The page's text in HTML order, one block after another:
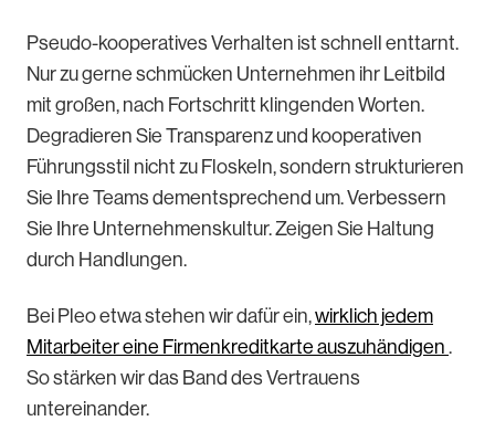
Pseudo-kooperatives Verhalten ist schnell enttarnt.
Nur zu gerne schmücken Unternehmen ihr Leitbild
mit großen, nach Fortschritt klingenden Worten.
Degradieren Sie Transparenz und kooperativen
Führungsstil nicht zu Floskeln, sondern strukturieren
Sie Ihre Teams dementsprechend um. Verbessern
Sie Ihre Unternehmenskultur. Zeigen Sie Haltung
durch Handlungen.
Bei Pleo etwa stehen wir dafür ein,wirklich jedem
Mitarbeiter eine Firmenkreditkarte auszuhändigen .
So stärken wir das Band des Vertrauens
untereinander.